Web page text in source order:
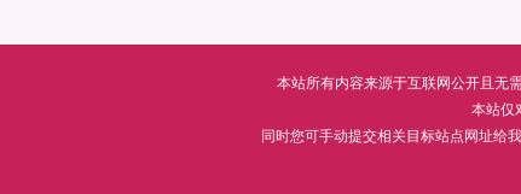
本站所有内容来源于互联网公开且无
本站仅
同时您可手动提交相关目标站点网址给